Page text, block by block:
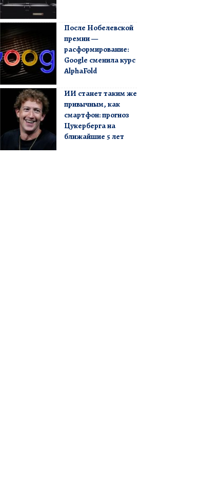
После Нобелевской
премии —
расформирование:
Google сменила курс
AlphaFold
ИИ станет таким же
привычным, как
смартфон: прогноз
Цукерберга на
ближайшие 5 лет